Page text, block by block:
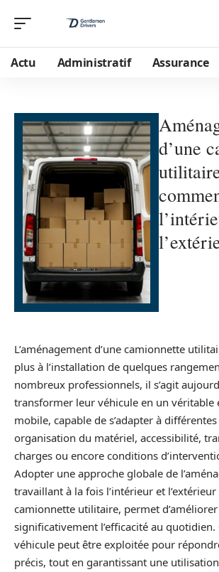
Actu Administratif Assurance
d’une
L’aménagement d’une camionnette
plus à l’installation de quelques
nombreux professionnels, il s’agit
transformer leur véhicule en un véritable
mobile, capable de s’adapter à
organisation du matériel, accessibilité,
charges ou encore conditions
Adopter une approche globale de
travaillant à la fois l’intérieur et l’extérieur
camionnette utilitaire, permet d’améliorer
significativement l’efficacité au quotidien.
véhicule peut être exploitée pour
précis, tout en garantissant une